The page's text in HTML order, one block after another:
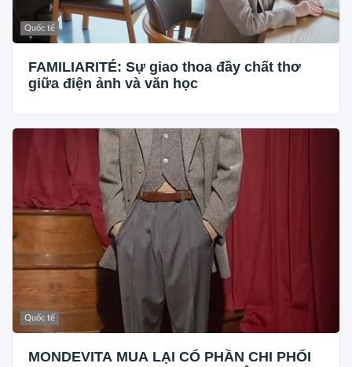
Quốc tế
FAMILIARITÉ: Sự giao thoa đầy chất thơ
giữa điện ảnh và văn học
Quốc tế
MONDEVITA MUA LẠI CỔ PHẦN CHI PHỐI